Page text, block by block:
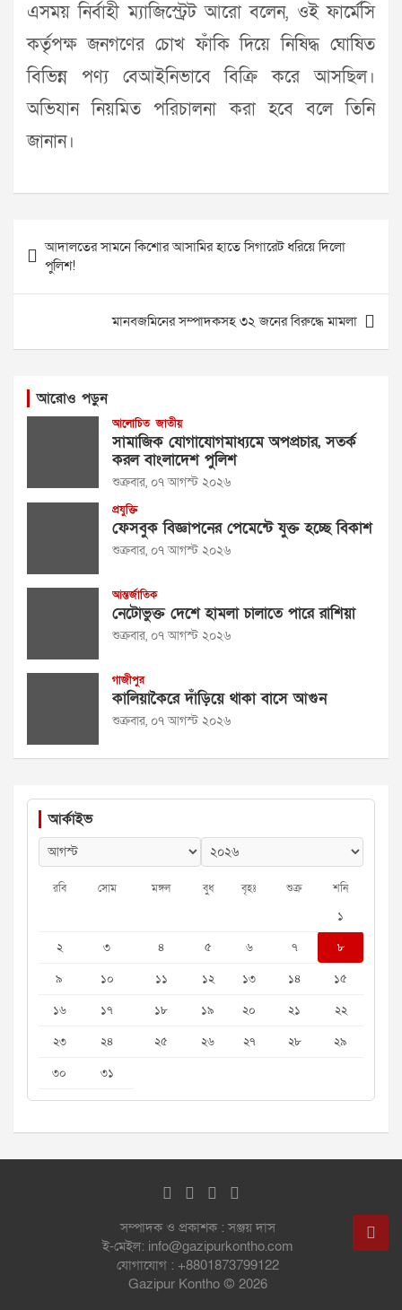
এসময় নির্বাহী ম্যাজিস্ট্রেট আরো বলেন, ওই ফার্মেসি
কর্তৃপক্ষ জনগণের চোখ ফাঁকি দিয়ে নিষিদ্ধ ঘোষিত
বিভিন্ন পণ্য বেআইনিভাবে বিক্রি করে আসছিল।
অভিযান নিয়মিত পরিচালনা করা হবে বলে তিনি
জানান।
navigation
আদালতের সামনে কিশোর আসামির হাতে সিগারেট ধরিয়ে দিলো
পুলিশ!
মানবজমিনের সম্পাদকসহ ৩২ জনের বিরুদ্ধে মামলা
আরোও পড়ুন
আলোচিত জাতীয়
সামাজিক যোগাযোগমাধ্যমে অপপ্রচার, সতর্ক
করল বাংলাদেশ পুলিশ
শুক্রবার, ০৭ আগস্ট ২০২৬
প্রযুক্তি
ফেসবুক বিজ্ঞাপনের পেমেন্টে যুক্ত হচ্ছে বিকাশ
শুক্রবার, ০৭ আগস্ট ২০২৬
আন্তর্জাতিক
নেটোভুক্ত দেশে হামলা চালাতে পারে রাশিয়া
শুক্রবার, ০৭ আগস্ট ২০২৬
গাজীপুর
কালিয়াকৈরে দাঁড়িয়ে থাকা বাসে আগুন
শুক্রবার, ০৭ আগস্ট ২০২৬
আর্কাইভ
রবি সোম মঙ্গল বুধ বৃহঃ শুক্র শনি
১
২
৩ ৪ ৫ ৬ ৭
৮
৯
১০ ১১ ১২ ১৩ ১৪
১৫
১৬
১৭ ১৮ ১৯ ২০ ২১
২২
২৩
২৪ ২৫ ২৬ ২৭ ২৮
২৯
৩০
৩১
সম্পাদক ও প্রকাশক : সঞ্জয় দাস
ই-মেইল: info@gazipurkontho.com
যোগাযোগ : +8801873799122
Gazipur Kontho © 2026